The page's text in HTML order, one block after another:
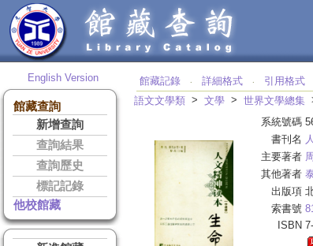
English Version
館藏查詢
新增查詢
查詢結果
查詢歷史
標記記錄
他校館藏
館藏記錄 ‧ 詳細格式 ‧ 引用格式
語文文學類 > 文學 > 世界文學總集
系統號碼
書刊名
主要著者
其他著者
出版項
索書號
ISBN